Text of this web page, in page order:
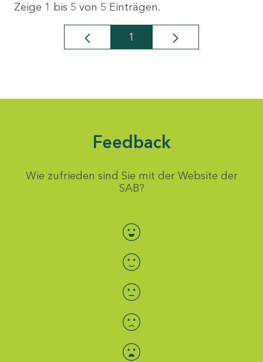
Zeige 1 bis 5 von 5 Einträgen.
Seite
1
Feedback
Wie zufrieden sind Sie mit der Website der
SAB?
Bewertung auswählen